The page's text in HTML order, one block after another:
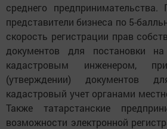
среднего
представители бизнеса по 5-
скорость регистрации прав
документов для постановки
кадастровым инженером,
(утверждении) документов
кадастровый учет органами
Также татарстанские
возможности электронной